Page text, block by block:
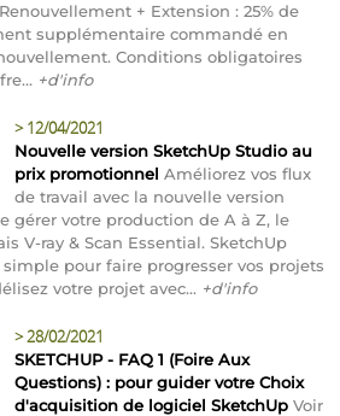
+ Extension : 25% de
supplémentaire commandé en
Conditions obligatoires
+d'info
> 12/04/2021
Nouvelle version SketchUp Studio au
prix promotionnel Améliorez vos flux
de travail avec la nouvelle version
gérer votre production de A à Z, le
V-ray & Scan Essential. SketchUp
pour faire progresser vos projets
votre projet avec... +d'info
>28/02/2021
SKETCHUP - FAQ 1 (Foire Aux
Questions) : pour guider votre Choix
d'acquisition de logiciel SketchUp Voir